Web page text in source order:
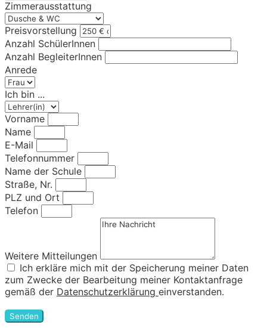
Zimmerausstattung
Preisvorstellung
Anzahl SchülerInnen
Anzahl BegleiterInnen
Anrede
Ich bin ...
Vorname
Name
E-Mail
Telefonnummer
Name der Schule
Straße, Nr.
PLZ und Ort
Telefon
Weitere Mitteilungen
Ich erkläre mich mit der Speicherung meiner Daten
zum Zwecke der Bearbeitung meiner Kontaktanfrage
gemäß der Datenschutzerklärung einverstanden.
Senden